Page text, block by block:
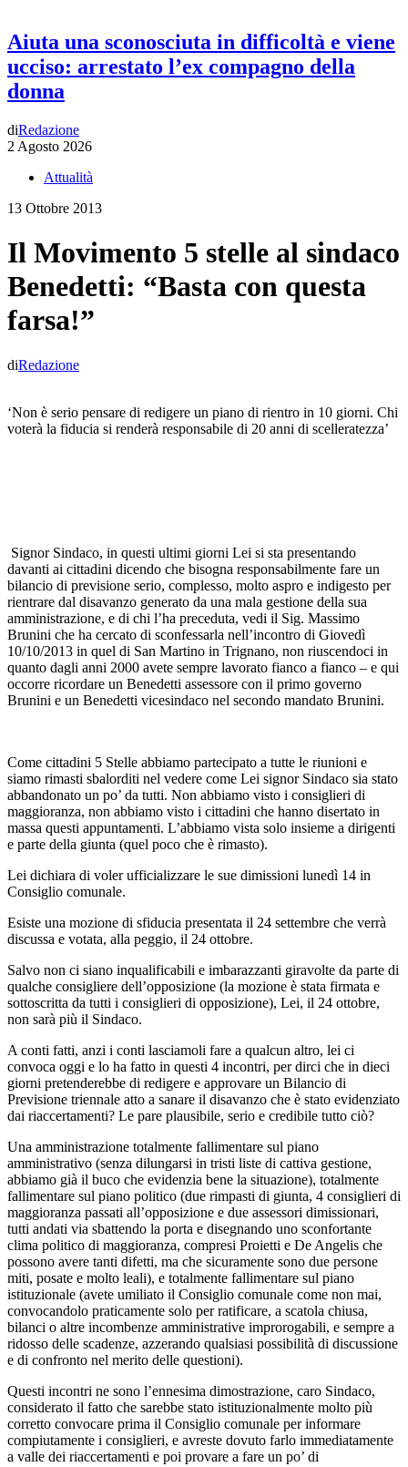
Aiuta una sconosciuta in difficoltà e viene
ucciso: arrestato l’ex compagno della
donna
diRedazione
2 Agosto 2026
Attualità
13 Ottobre 2013
Il Movimento 5 stelle al sindaco
Benedetti: “Basta con questa
farsa!”
diRedazione
‘Non è serio pensare di redigere un piano di rientro in 10 giorni. Chi
voterà la fiducia si renderà responsabile di 20 anni di scelleratezza’
Signor Sindaco, in questi ultimi giorni Lei si sta presentando
davanti ai cittadini dicendo che bisogna responsabilmente fare un
bilancio di previsione serio, complesso, molto aspro e indigesto per
rientrare dal disavanzo generato da una mala gestione della sua
amministrazione, e di chi l’ha preceduta, vedi il Sig. Massimo
Brunini che ha cercato di sconfessarla nell’incontro di Giovedì
10/10/2013 in quel di San Martino in Trignano, non riuscendoci in
quanto dagli anni 2000 avete sempre lavorato fianco a fianco – e qui
occorre ricordare un Benedetti assessore con il primo governo
Brunini e un Benedetti vicesindaco nel secondo mandato Brunini.
Come cittadini 5 Stelle abbiamo partecipato a tutte le riunioni e
siamo rimasti sbalorditi nel vedere come Lei signor Sindaco sia stato
abbandonato un po’ da tutti. Non abbiamo visto i consiglieri di
maggioranza, non abbiamo visto i cittadini che hanno disertato in
massa questi appuntamenti. L’abbiamo vista solo insieme a dirigenti
e parte della giunta (quel poco che è rimasto).
Lei dichiara di voler ufficializzare le sue dimissioni lunedì 14 in
Consiglio comunale.
Esiste una mozione di sfiducia presentata il 24 settembre che verrà
discussa e votata, alla peggio, il 24 ottobre.
Salvo non ci siano inqualificabili e imbarazzanti giravolte da parte di
qualche consigliere dell’opposizione (la mozione è stata firmata e
sottoscritta da tutti i consiglieri di opposizione), Lei, il 24 ottobre,
non sarà più il Sindaco.
A conti fatti, anzi i conti lasciamoli fare a qualcun altro, lei ci
convoca oggi e lo ha fatto in questi 4 incontri, per dirci che in dieci
giorni pretenderebbe di redigere e approvare un Bilancio di
Previsione triennale atto a sanare il disavanzo che è stato evidenziato
dai riaccertamenti? Le pare plausibile, serio e credibile tutto ciò?
Una amministrazione totalmente fallimentare sul piano
amministrativo (senza dilungarsi in tristi liste di cattiva gestione,
abbiamo già il buco che evidenzia bene la situazione), totalmente
fallimentare sul piano politico (due rimpasti di giunta, 4 consiglieri di
maggioranza passati all’opposizione e due assessori dimissionari,
tutti andati via sbattendo la porta e disegnando uno sconfortante
clima politico di maggioranza, compresi Proietti e De Angelis che
possono avere tanti difetti, ma che sicuramente sono due persone
miti, posate e molto leali), e totalmente fallimentare sul piano
istituzionale (avete umiliato il Consiglio comunale come non mai,
convocandolo praticamente solo per ratificare, a scatola chiusa,
bilanci o altre incombenze amministrative improrogabili, e sempre a
ridosso delle scadenze, azzerando qualsiasi possibilità di discussione
e di confronto nel merito delle questioni).
Questi incontri ne sono l’ennesima dimostrazione, caro Sindaco,
considerato il fatto che sarebbe stato istituzionalmente molto più
corretto convocare prima il Consiglio comunale per informare
compiutamente i consiglieri, e avreste dovuto farlo immediatamente
a valle dei riaccertamenti e poi provare a fare un po’ di